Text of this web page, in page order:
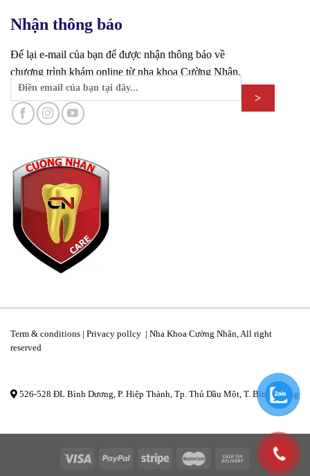
Nhận thông báo
Để lại e-mail của bạn để được nhận thông báo về
chương trình khám online từ nha khoa Cường Nhân.
Term & conditions | Privacy pollcy | Nha Khoa Cường Nhân, All right
reserved
526-528 ĐL Bình Dương, P. Hiệp Thành, Tp. Thủ Dầu Một, T. Bình Dương